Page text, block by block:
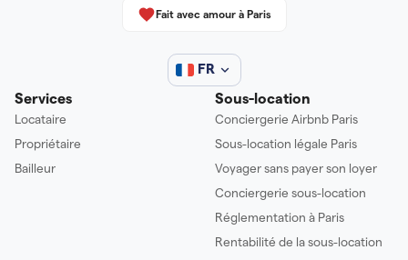
Fait avec amour à Paris
FR
Services
Locataire
Propriétaire
Bailleur
Sous-location
Conciergerie Airbnb Paris
Sous-location légale Paris
Voyager sans payer son loyer
Conciergerie sous-location
Réglementation à Paris
Rentabilité de la sous-location